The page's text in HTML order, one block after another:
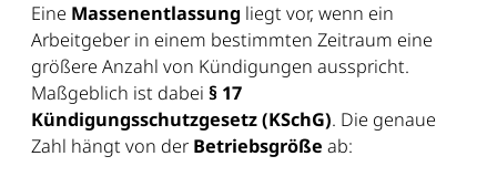
Eine Massenentlassung liegt vor, wenn ein
Arbeitgeber in einem bestimmten Zeitraum eine
größere Anzahl von Kündigungen ausspricht.
Maßgeblich ist dabei § 17
Kündigungsschutzgesetz (KSchG). Die genaue
Zahl hängt von der Betriebsgröße ab: